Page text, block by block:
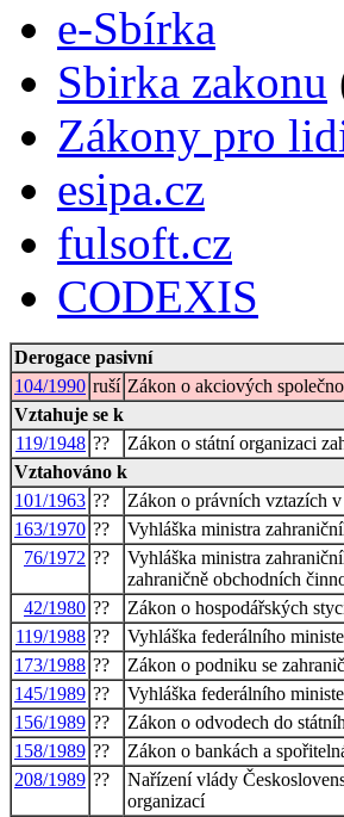
e-Sbírka
Sbirka zakonu
Zákony pro
esipa.cz
fulsoft.cz
CODEXIS
Derogace pasivní
104/1990 ruší Zákon o akciových
Vztahuje se k
119/1948 ??
Zákon o státní organizaci
Vztahováno k
101/1963 ??
Zákon o právních vztazích
163/1970 ??
Vyhláška ministra
76/1972 ??
Vyhláška ministra
zahraničně obchodních
42/1980 ??
Zákon o hospodářských
119/1988 ??
Vyhláška federálního
173/1988 ??
Zákon o podniku se
145/1989 ??
Vyhláška federálního
156/1989 ??
Zákon o odvodech do
158/1989 ??
Zákon o bankách a
208/1989 ??
Nařízení vlády
organizací